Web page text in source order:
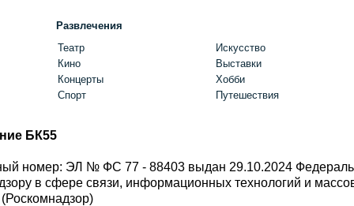
Развлечения
Театр
Кино
Концерты
Спорт
Искусство
Выставки
Хобби
Путешествия
БК55
номер: ЭЛ № ФС 77 - 88403 выдан 29.10.2024
в сфере связи, информационных технологий и